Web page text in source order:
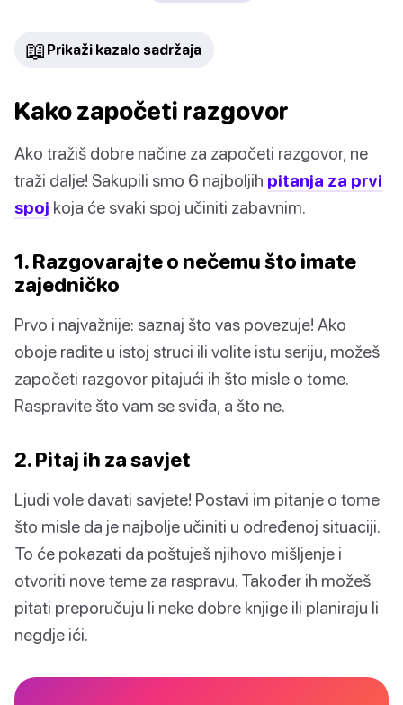
📖 Prikaži kazalo sadržaja
Kako započeti razgovor
Ako tražiš dobre načine za započeti razgovor, ne
traži dalje! Sakupili smo 6 najboljih pitanja za prvi
spoj koja će svaki spoj učiniti zabavnim.
1. Razgovarajte o nečemu što imate
zajedničko
Prvo i najvažnije: saznaj što vas povezuje! Ako
oboje radite u istoj struci ili volite istu seriju, možeš
započeti razgovor pitajući ih što misle o tome.
Raspravite što vam se sviđa, a što ne.
2. Pitaj ih za savjet
Ljudi vole davati savjete! Postavi im pitanje o tome
što misle da je najbolje učiniti u određenoj situaciji.
To će pokazati da poštuješ njihovo mišljenje i
otvoriti nove teme za raspravu. Također ih možeš
pitati preporučuju li neke dobre knjige ili planiraju li
negdje ići.